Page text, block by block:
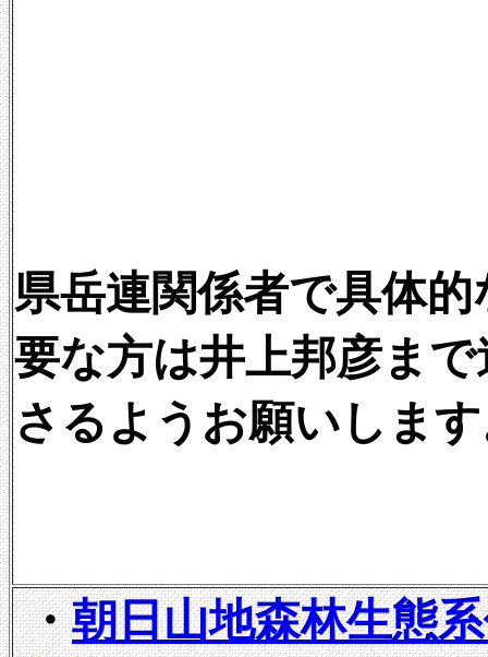
県岳連関係者で具体
要な方は井上邦彦ま
さるようお願いしま
・朝日山地森林生態